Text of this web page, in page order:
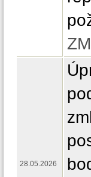
28.05.2026